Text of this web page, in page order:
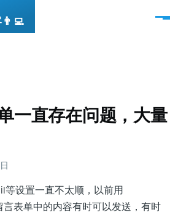
菜
一直存在问题，大量
设置一直不太顺，以前用
表单中的内容有时可以发送，有时